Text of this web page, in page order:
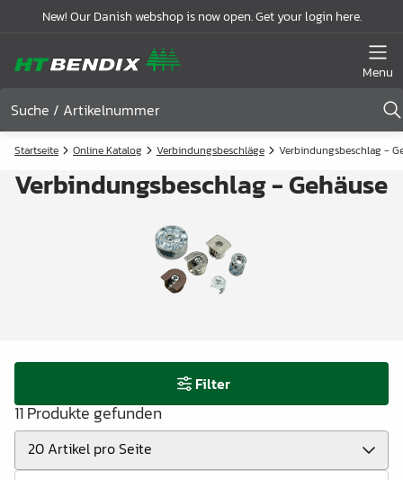
New! Our Danish webshop is now open. Get your login here.
Menu
Startseite Online Katalog Verbindungsbeschläge Verbindungsbeschlag -
Verbindungsbeschlag - Gehäuse
Filter
11 Produkte gefunden